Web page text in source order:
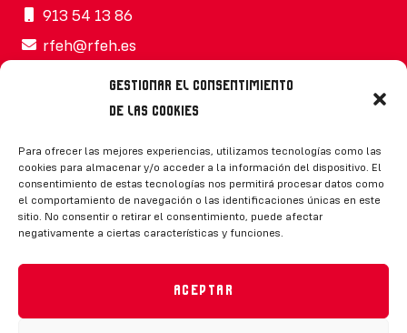
Gestionar el consentimiento
de las cookies
Para ofrecer las mejores experiencias, utilizamos tecnologías como las
cookies para almacenar y/o acceder a la información del dispositivo. El
consentimiento de estas tecnologías nos permitirá procesar datos como
el comportamiento de navegación o las identificaciones únicas en este
sitio. No consentir o retirar el consentimiento, puede afectar
negativamente a ciertas características y funciones.
Aceptar
913 54 13 86
rfeh@rfeh.es
Síguenos